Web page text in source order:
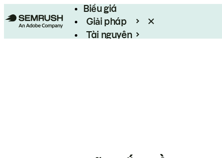
Biểu giá
Giải pháp
Tài nguyên